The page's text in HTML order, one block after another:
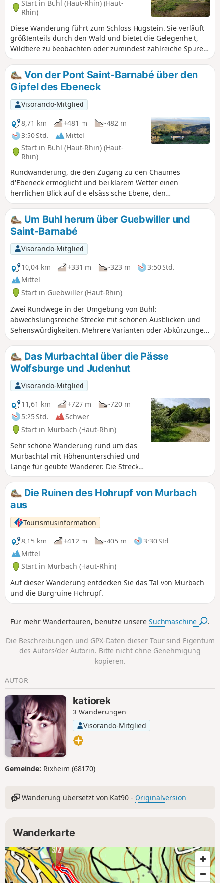
Start in Buhl (Haut-Rhin) (Haut-
Rhin)
Diese Wanderung führt zum Schloss Hugstein. Sie verläuft
größtenteils durch den Wald und bietet die Gelegenheit,
Wildtiere zu beobachten oder zumindest zahlreiche Spuren
zu entdecken, die diese hinterlassen haben.
Von der Pont Saint-Barnabé über den
Gipfel des Ebeneck
Visorando-Mitglied
8,71 km
+481 m
-482 m
3:50 Std.
Mittel
Start in Buhl (Haut-Rhin) (Haut-
Rhin)
Rundwanderung, die den Zugang zu den Chaumes
d'Ebeneck ermöglicht und bei klarem Wetter einen
herrlichen Blick auf die elsässische Ebene, den
Schwarzwald und, je nach Wetterlage, die Alpen bietet.
Um Buhl herum über Guebwiller und
Saint-Barnabé
Visorando-Mitglied
10,04 km
+331 m -323 m
3:50 Std.
Mittel
Start in Guebwiller (Haut-Rhin)
Zwei Rundwege in der Umgebung von Buhl:
abwechslungsreiche Strecke mit schönen Ausblicken und
Sehenswürdigkeiten. Mehrere Varianten oder Abkürzungen
sind möglich.
Das Murbachtal über die Pässe
Wolfsburge und Judenhut
Visorando-Mitglied
11,61 km
+727 m
-720 m
5:25 Std.
Schwer
Start in Murbach (Haut-Rhin)
Sehr schöne Wanderung rund um das
Murbachtal mit Höhenunterschied und
Länge für geübte Wanderer. Die Strecke
führt hauptsächlich durch den Wald
und bietet zwei schöne Aussichtspunkte
bei den Ruinen der Burg Hohrupf sowie
am Ende der Wanderung am Ebeneck.
Die Ruinen des Hohrupf von Murbach
aus
Tourismusinformation
8,15 km
+412 m -405 m
3:30 Std.
Mittel
Start in Murbach (Haut-Rhin)
Auf dieser Wanderung entdecken Sie das Tal von Murbach
und die Burgruine Hohrupf.
Für mehr Wandertouren, benutze unsereSuchmaschine .
Die Beschreibungen und GPX-Daten dieser Tour sind Eigentum
des Autors/der Autorin. Bitte nicht ohne Genehmigung
kopieren.
AUTOR
katiorek
3 Wanderungen
Visorando-Mitglied
Gemeinde: Rixheim (68170)
Wanderung übersetzt von Kat90 - Originalversion
Wanderkarte